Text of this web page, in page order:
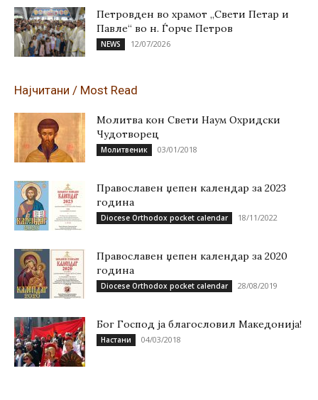
Петровден во храмот „Свети Петар и
Павле“ во н. Ѓорче Петров
NEWS 12/07/2026
Најчитани / Most Read
Молитва кон Свети Наум Охридски
Чудотворец
Молитвеник 03/01/2018
Православен џепен календар за 2023
година
Diocese Orthodox pocket calendar 18/11/2022
Православен џепен календар за 2020
година
Diocese Orthodox pocket calendar 28/08/2019
Бог Господ ја благословил Македонија!
Настани 04/03/2018